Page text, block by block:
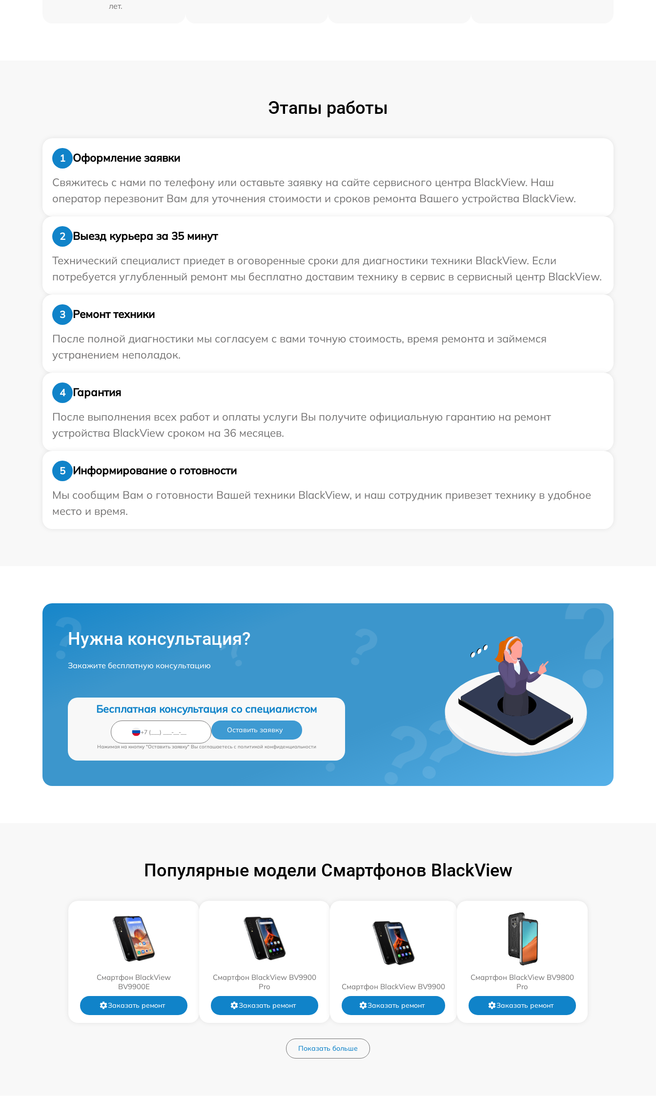
лет.
Этапы работы
1
Оформление заявки
Свяжитесь с нами по телефону или оставьте заявку на сайте сервисного центра BlackView. Наш
оператор перезвонит Вам для уточнения стоимости и сроков ремонта Вашего устройства BlackView.
2
Выезд курьера за 35 минут
Технический специалист приедет в оговоренные сроки для диагностики техники BlackView. Если
потребуется углубленный ремонт мы бесплатно доставим технику в сервис в сервисный центр BlackView.
3
Ремонт техники
После полной диагностики мы согласуем с вами точную стоимость, время ремонта и займемся
устранением неполадок.
4
Гарантия
После выполнения всех работ и оплаты услуги Вы получите официальную гарантию на ремонт
устройства BlackView сроком на 36 месяцев.
5
Информирование о готовности
Мы сообщим Вам о готовности Вашей техники BlackView, и наш сотрудник привезет технику в удобное
место и время.
Нужна консультация?
Закажите бесплатную консультацию
Бесплатная консультация со специалистом
Оставить заявку
Нажимая на кнопку "Оставить заявку" Вы соглашаетесь c политикой конфиденциальности
Популярные модели Смартфонов BlackView
Смартфон BlackView
BV9900E
Заказать ремонт
Смартфон BlackView BV9900
Pro
Заказать ремонт
Смартфон BlackView BV9900
Заказать ремонт
Смартфон BlackView BV9800
Pro
Заказать ремонт
Показать больше